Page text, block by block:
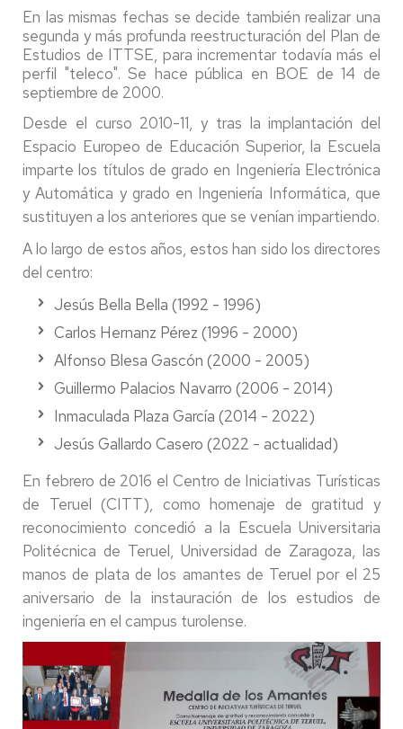
En las mismas fechas se decide también realizar una
segunda y más profunda reestructuración del Plan de
Estudios de ITTSE, para incrementar todavía más el
perfil "teleco". Se hace pública en BOE de 14 de
septiembre de 2000.
Desde el curso 2010-11, y tras la implantación del
Espacio Europeo de Educación Superior, la Escuela
imparte los títulos de grado en Ingeniería Electrónica
y Automática y grado en Ingeniería Informática, que
sustituyen a los anteriores que se venían impartiendo.
A lo largo de estos años, estos han sido los directores
del centro:
Jesús Bella Bella (1992 - 1996)
Carlos Hernanz Pérez (1996 - 2000)
Alfonso Blesa Gascón (2000 - 2005)
Guillermo Palacios Navarro (2006 - 2014)
Inmaculada Plaza García (2014 - 2022)
Jesús Gallardo Casero (2022 - actualidad)
En febrero de 2016 el Centro de Iniciativas Turísticas
de Teruel (CITT), como homenaje de gratitud y
reconocimiento concedió a la Escuela Universitaria
Politécnica de Teruel, Universidad de Zaragoza, las
manos de plata de los amantes de Teruel por el 25
aniversario de la instauración de los estudios de
ingeniería en el campus turolense.